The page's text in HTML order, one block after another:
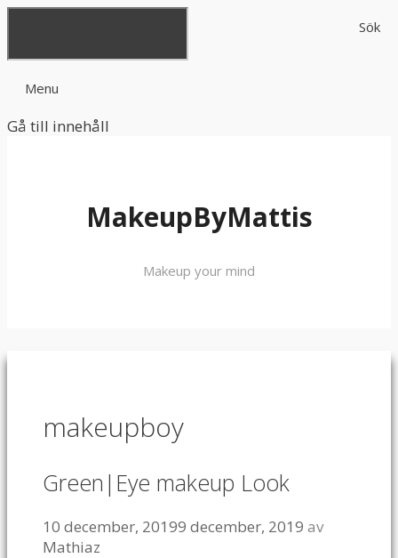
Sök
Menu
Gå till innehåll
MakeupByMattis
Makeup your mind
makeupboy
Green|Eye makeup Look
10 december, 20199 december, 2019 av
Mathiaz